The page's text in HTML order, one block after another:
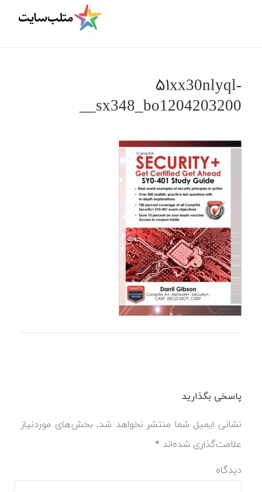
۵۱xx30nlyql-
_sx348_bo1204203200_
پاسخی بگذارید
نشانی ایمیل شما منتشر نخواهد شد. بخش‌های موردنیاز
علامت‌گذاری شده‌اند *
دیدگاه